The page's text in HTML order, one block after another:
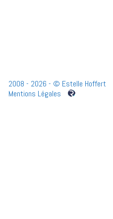
2008 - 2026 - © Estelle Hoffert
Mentions Légales